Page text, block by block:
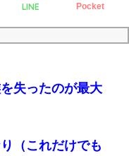
LINE Pocket
失ったのが最大
（これだけでも